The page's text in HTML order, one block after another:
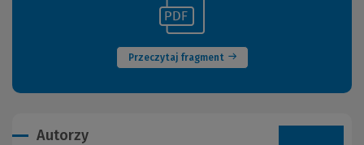
Przeczytaj fragment
(Nowe
okno)
innej
Autorzy